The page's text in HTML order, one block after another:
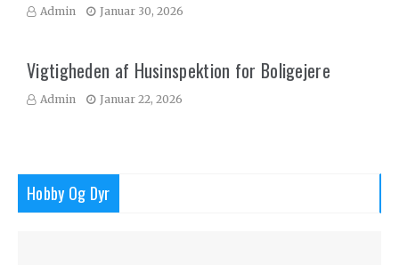
Admin Januar 30, 2026
Vigtigheden af Husinspektion for Boligejere
Admin Januar 22, 2026
Hobby Og Dyr